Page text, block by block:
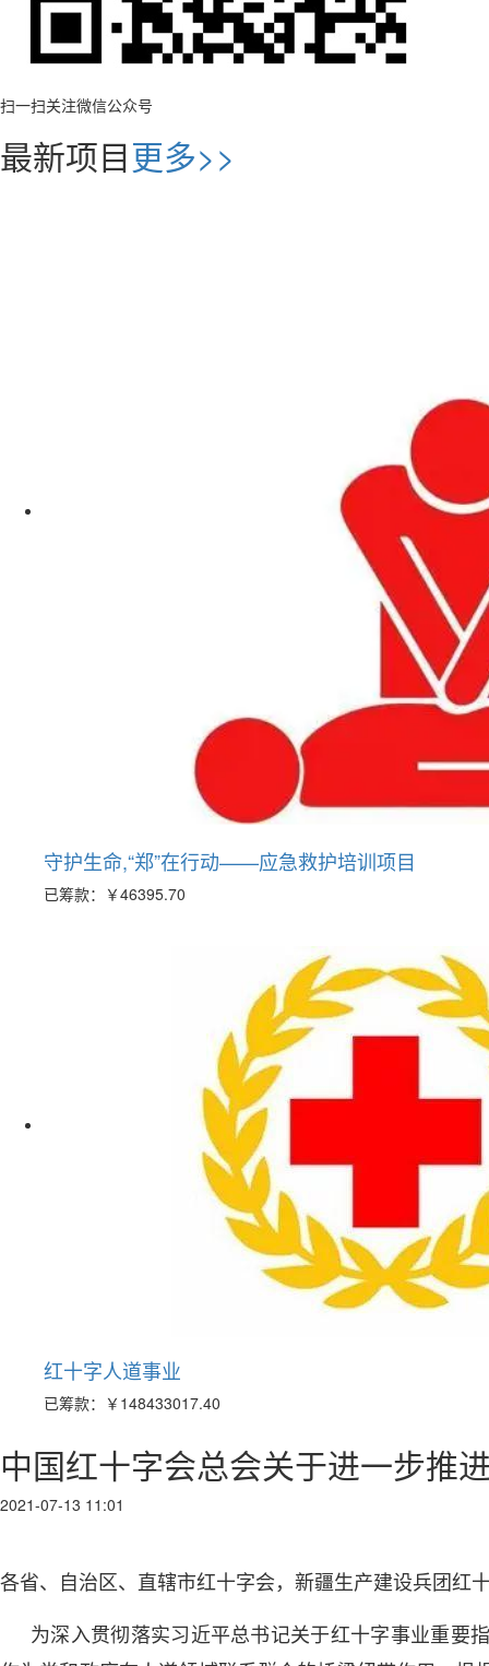
扫一扫关注微信公众号
最新项目更多>>
守护生命,“郑”在行动——应急救护培训项目
已筹款： ￥46395.70
红十字人道事业
已筹款： ￥148433017.40
中国红十字会总会关于进一步推
2021-07-13 11:01
各省、自治区、直辖市红十字会，新疆生产建设兵团红
为深入贯彻落实习近平总书记关于红十字事业重要